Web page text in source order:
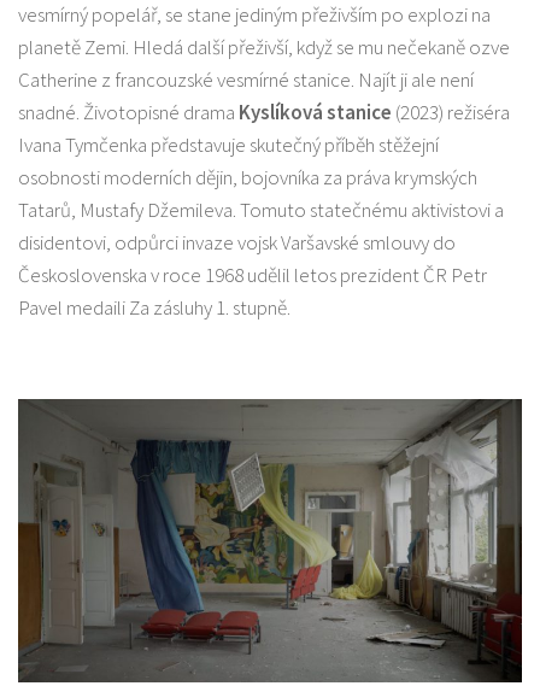
vesmírný popelář, se stane jediným přeživším po explozi na
planetě Zemi. Hledá další přeživší, když se mu nečekaně ozve
Catherine z francouzské vesmírné stanice. Najít ji ale není
snadné. Životopisné drama Kyslíková stanice (2023) režiséra
Ivana Tymčenka představuje skutečný příběh stěžejní
osobnosti moderních dějin, bojovníka za práva krymských
Tatarů, Mustafy Džemileva. Tomuto statečnému aktivistovi a
disidentovi, odpůrci invaze vojsk Varšavské smlouvy do
Československa v roce 1968 udělil letos prezident ČR Petr
Pavel medaili Za zásluhy 1. stupně.